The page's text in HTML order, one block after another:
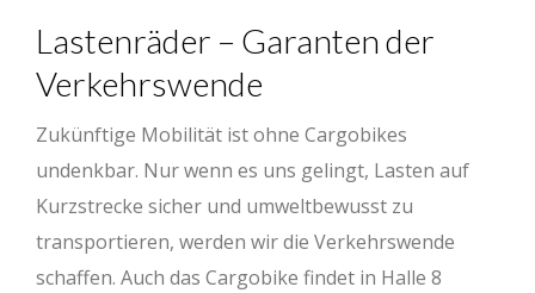
Lastenräder – Garanten der
Verkehrswende
Zukünftige Mobilität ist ohne Cargobikes
undenkbar. Nur wenn es uns gelingt, Lasten auf
Kurzstrecke sicher und umweltbewusst zu
transportieren, werden wir die Verkehrswende
schaffen. Auch das Cargobike findet in Halle 8